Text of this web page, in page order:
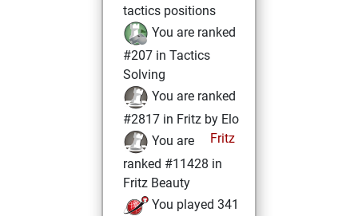
tactics positions
You are ranked
#207 in Tactics
Solving
You are ranked
#2817 in Fritz by Elo
Fritz
You are
ranked #11428 in
Fritz Beauty
You played 341